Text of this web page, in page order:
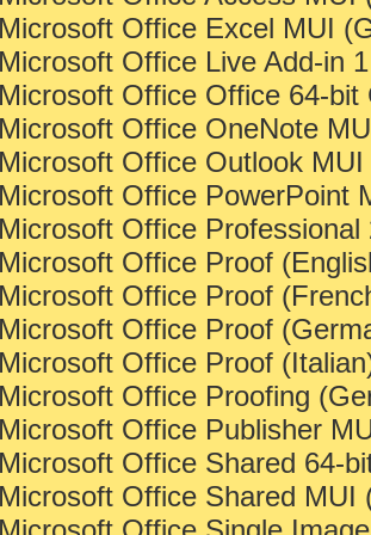
Microsoft Office Excel MUI
Microsoft Office Live Add-in
Microsoft Office Office 64-bit
Microsoft Office OneNote
Microsoft Office Outlook
Microsoft Office PowerPoint
Microsoft Office Professional
Microsoft Office Proof
Microsoft Office Proof
Microsoft Office Proof
Microsoft Office Proof
Microsoft Office Proofing
Microsoft Office Publisher
Microsoft Office Shared 64-
Microsoft Office Shared MUI